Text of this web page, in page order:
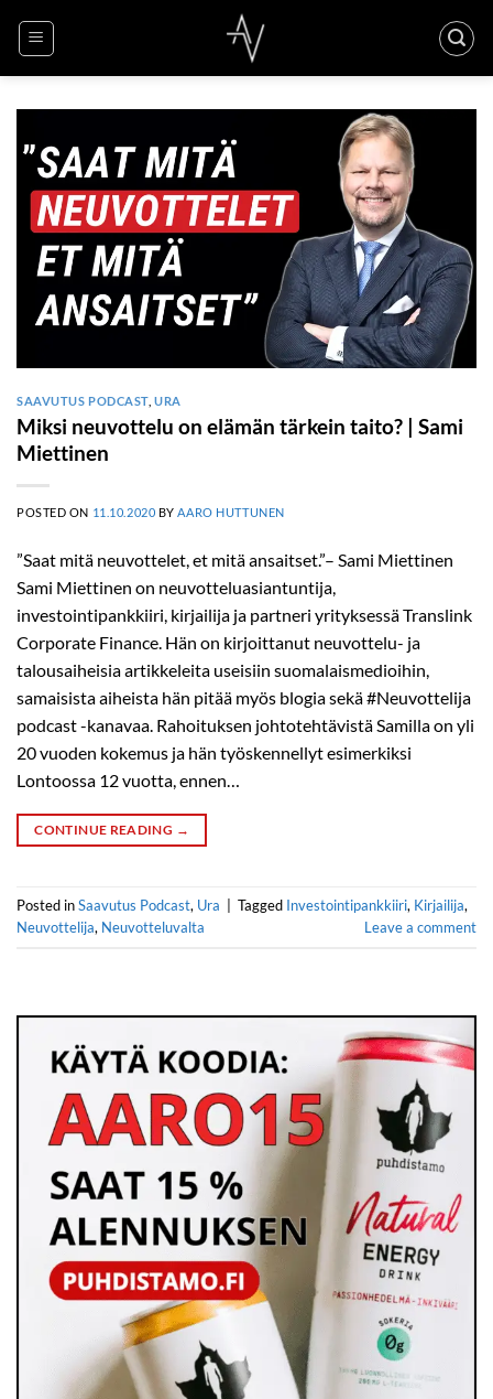
SAAVUTUS PODCAST,URA
Miksi neuvottelu on elämän tärkein taito? | Sami
Miettinen
POSTED ON 11.10.2020 BYAARO HUTTUNEN
”Saat mitä neuvottelet, et mitä ansaitset.”– Sami Miettinen
Sami Miettinen on neuvotteluasiantuntija,
investointipankkiiri, kirjailija ja partneri yrityksessä Translink
Corporate Finance. Hän on kirjoittanut neuvottelu- ja
talousaiheisia artikkeleita useisiin suomalaismedioihin,
samaisista aiheista hän pitää myös blogia sekä #Neuvottelija
podcast -kanavaa. Rahoituksen johtotehtävistä Samilla on yli
20 vuoden kokemus ja hän työskennellyt esimerkiksi
Lontoossa 12 vuotta, ennen…
CONTINUE READING →
Posted inSaavutus Podcast, Ura Tagged Investointipankkiiri, Kirjailija,
Neuvottelija, Neuvotteluvalta Leave a comment